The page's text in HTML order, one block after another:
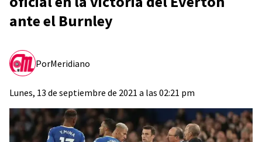
ante el Burnley
PorMeridiano
Lunes, 13 de septiembre de 2021 a las 02:21 pm